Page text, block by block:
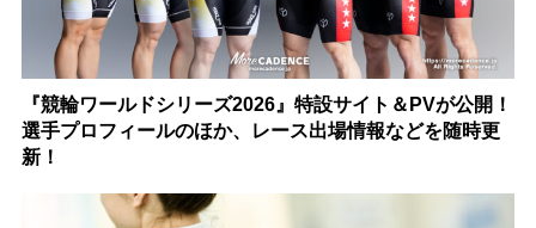
『競輪ワールドシリーズ2026』特設サイト＆PVが公開！
選手プロフィールのほか、レース出場情報などを随時更
新！